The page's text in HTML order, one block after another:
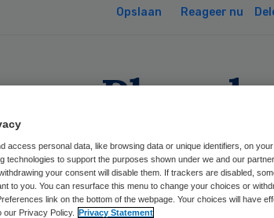
Opslaan Reageer nu
en Pleyade
strijd uit
access personal data, like browsing data or unique identifiers, on
technologies to support the purposes shown under we and our
your consent will disable them. If trackers are disabled,
to you. You can resurface this menu to change your choices or
link on the bottom of the webpage. Your choices will have
our Privacy Policy. Privacy Statement